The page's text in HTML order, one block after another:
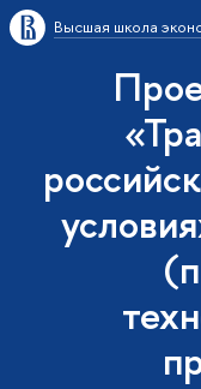
Высшая школа